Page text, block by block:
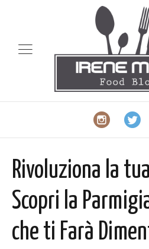
Rivoluziona la
Scopri la
che ti Farà